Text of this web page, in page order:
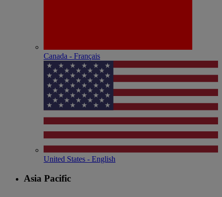
Canada - Français
United States - English
Asia Pacific